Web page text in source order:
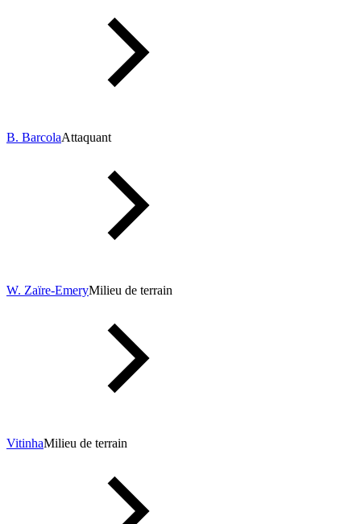
B. BarcolaAttaquant
W. Zaïre-EmeryMilieu de terrain
VitinhaMilieu de terrain